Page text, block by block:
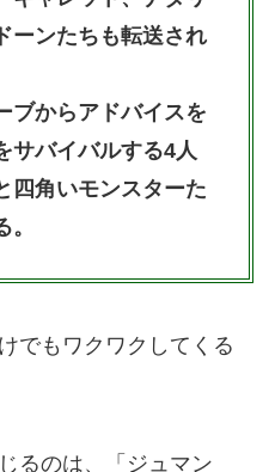
ーンたちも転送され
ブからアドバイスを
サバイバルする4人
四角いモンスターた
でもワクワクしてくる
るのは、「ジュマン